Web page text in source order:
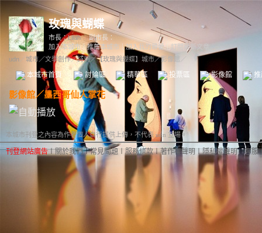
玫瑰與蝴蝶
市長：Lilah
副市長：
加入本城市｜推薦本城市 ｜加入我的最愛｜ 訂閱最新文章
udn
城市／文學創作／詩詞 ／【玫瑰與蝴蝶】城市／影像館／
本城市首頁 討論區 精華區 投票區 影像館
影像館／墨西哥仙人掌花
本城市刊登之內容為作者個人自行提供上傳，不代表 udn 立場。
刊登網站廣告︱關於我們︱常見問題 ︱服務條款︱著作權聲明 ︱隱私權聲明︱客服